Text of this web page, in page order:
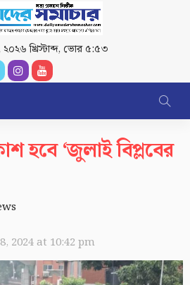
খ্রিস্টাব্দ, ভোর ৫:৫৩
হবে ‘জুলাই বিপ্লবের
2024 at 10:42 pm